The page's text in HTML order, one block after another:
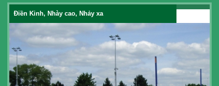
Điền Kinh, Nhày cao, Nhảy xa